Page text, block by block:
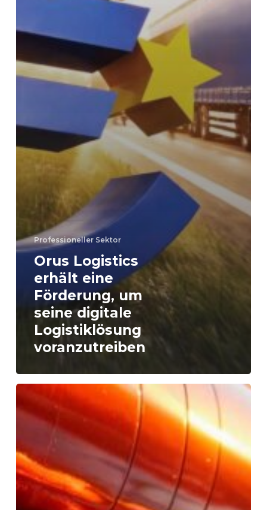
Professioneller Sektor
Orus Logistics
erhält eine
Förderung, um
seine digitale
Logistiklösung
voranzutreiben
25.
AECOC
Nationales
Transportforum
2026